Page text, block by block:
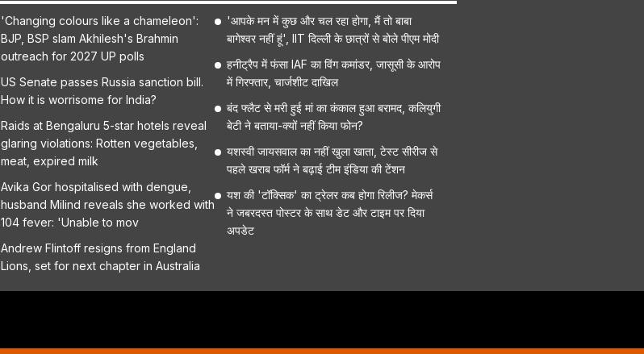
'Changing colours like a chameleon':
BJP, BSP slam Akhilesh's Brahmin
outreach for 2027 UP polls
US Senate passes Russia sanction bill.
How it is worrisome for India?
Raids at Bengaluru 5-star hotels reveal
glaring violations: Rotten vegetables,
meat, expired milk
Avika Gor hospitalised with dengue,
husband Milind reveals she worked with
104 fever: 'Unable to mov
Andrew Flintoff resigns from England
Lions, set for next chapter in Australia
'आपके मन में कुछ और चल रहा होगा, मैं तो बाबा
बागेश्वर नहीं हूं', IIT दिल्ली के छात्रों से बोले पीएम मोदी
हनीट्रैप में फंसा IAF का विंग कमांडर, जासूसी के आरोप
में गिरफ्तार, चार्जशीट दाखिल
बंद फ्लैट से मरी हुई मां का कंकाल हुआ बरामद, कलियुगी
बेटी ने बताया-क्यों नहीं किया फोन?
यशस्वी जायसवाल का नहीं खुला खाता, टेस्ट सीरीज से
पहले खराब फॉर्म ने बढ़ाई टीम इंडिया की टेंशन
यश की 'टॉक्सिक' का ट्रेलर कब होगा रिलीज? मेकर्स
ने जबरदस्त पोस्टर के साथ डेट और टाइम पर दिया
अपडेट